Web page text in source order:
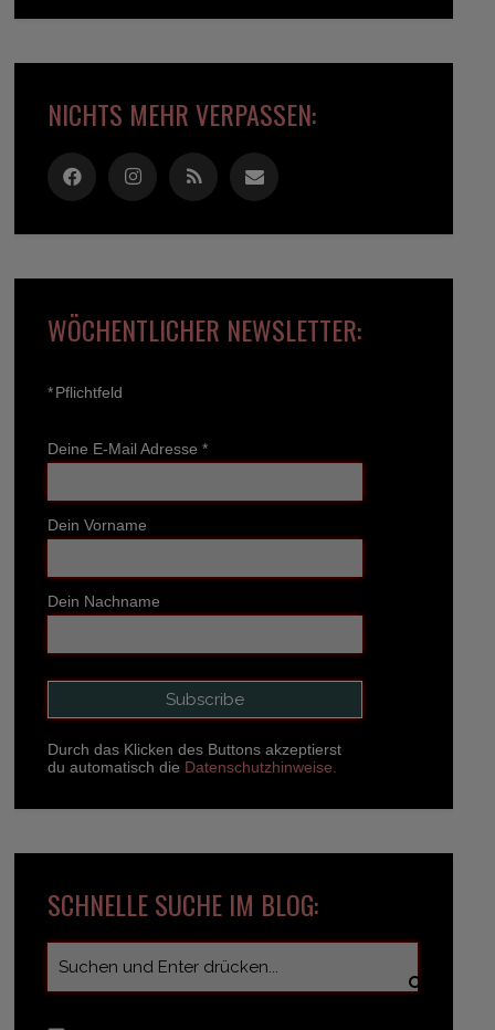
NICHTS MEHR VERPASSEN:
WÖCHENTLICHER NEWSLETTER:
*Pflichtfeld
Deine E-Mail Adresse *
Dein Vorname
Dein Nachname
Durch das Klicken des Buttons akzeptierst
du automatisch die Datenschutzhinweise.
SCHNELLE SUCHE IM BLOG: